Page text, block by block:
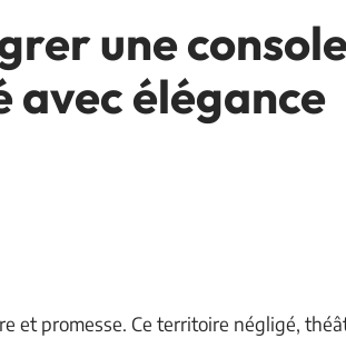
une
avec élégance
et promesse. Ce territoire négligé,